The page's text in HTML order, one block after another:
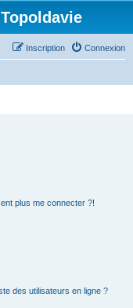
Connexion
Inscription
plus me connecter ?!
des utilisateurs en ligne ?